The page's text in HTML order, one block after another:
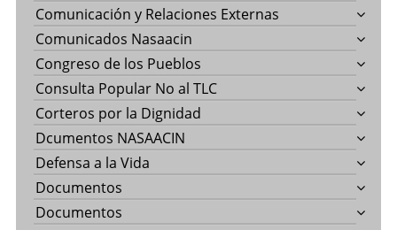
Comunicación y Relaciones Externas
Comunicados Nasaacin
Congreso de los Pueblos
Consulta Popular No al TLC
Corteros por la Dignidad
Dcumentos NASAACIN
Defensa a la Vida
Documentos
Documentos